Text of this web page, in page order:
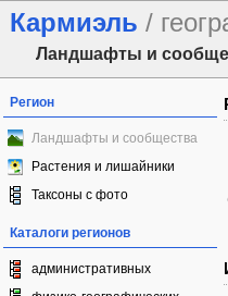
Кармиэль /
Ландшафты и
Регион
Ландшафты и сообщества
Растения и лишайники
Таксоны с фото
Каталоги регионов
административных